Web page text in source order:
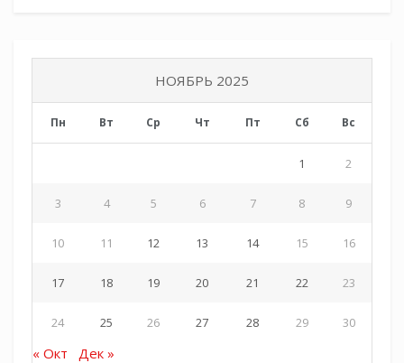
НОЯБРЬ 2025
Пн Вт Ср Чт Пт Сб Вс
1 2
3 4 5 6 7 8 9
10 11 12 13 14 15 16
17 18 19 20 21 22 23
24 25 26 27 28 29 30
« Окт Дек »